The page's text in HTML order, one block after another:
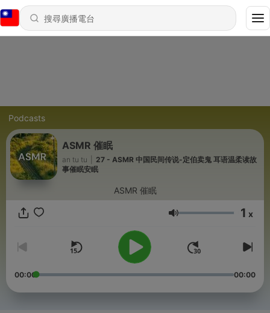
Podcasts
ASMR 催眠
an tu tu
27 - ASMR 中国民间传说-定伯卖鬼 耳语温柔读故
事催眠安眠
ASMR 催眠
音量 1 x
00:00 00:00